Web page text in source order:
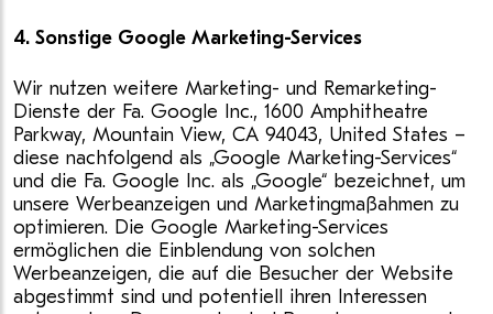
4. Sonstige Google Marketing-Services
Wir nutzen weitere Marketing- und Remarketing-
Dienste der Fa. Google Inc., 1600 Amphitheatre
Parkway, Mountain View, CA 94043, United States –
diese nachfolgend als „Google Marketing-Services“
und die Fa. Google Inc. als „Google“ bezeichnet, um
unsere Werbeanzeigen und Marketingmaßahmen zu
optimieren. Die Google Marketing-Services
ermöglichen die Einblendung von solchen
Werbeanzeigen, die auf die Besucher der Website
abgestimmt sind und potentiell ihren Interessen